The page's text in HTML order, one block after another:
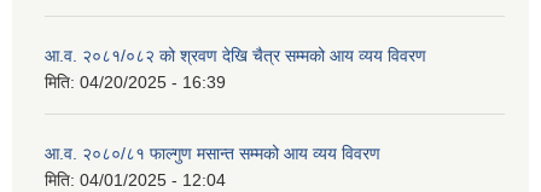
आ.व. २०८१/०८२ को श्रवण देखि चैत्र सम्मको आय व्यय विवरण
मिति: 04/20/2025 - 16:39
आ.व. २०८०/८१ फाल्गुण मसान्त सम्मको आय व्यय विवरण
मिति: 04/01/2025 - 12:04